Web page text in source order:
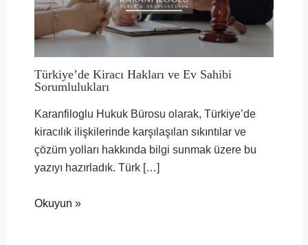
Türkiye’de Kiracı Hakları ve Ev Sahibi
Sorumlulukları
Karanfiloglu Hukuk Bürosu olarak, Türkiye’de
kiracılık ilişkilerinde karşılaşılan sıkıntılar ve
çözüm yolları hakkında bilgi sunmak üzere bu
yazıyı hazırladık. Türk […]
Okuyun »